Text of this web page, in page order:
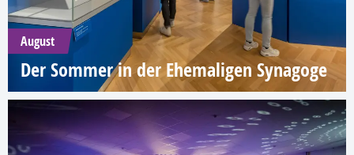
August
Der Sommer in der Ehemaligen Synagoge